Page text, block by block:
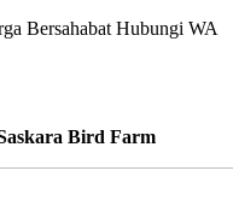
Bird Farm